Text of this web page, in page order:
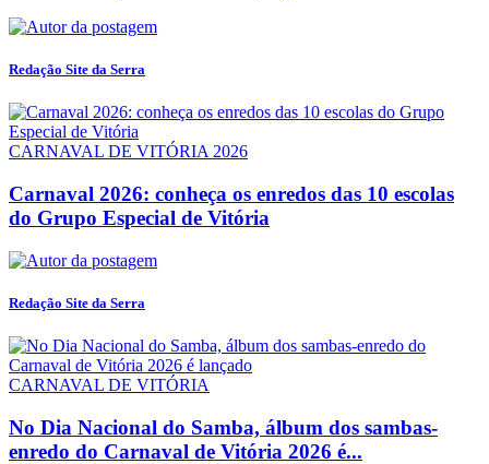
Redação Site da Serra
CARNAVAL DE VITÓRIA 2026
Carnaval 2026: conheça os enredos das 10 escolas
do Grupo Especial de Vitória
Redação Site da Serra
CARNAVAL DE VITÓRIA
No Dia Nacional do Samba, álbum dos sambas-
enredo do Carnaval de Vitória 2026 é...